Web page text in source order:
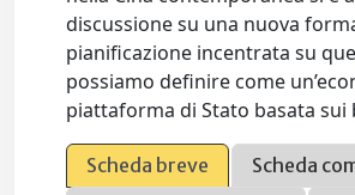
discussione su una nuova
pianificazione incentrata su
possiamo definire come
piattaforma di Stato basata sui
Scheda breve
Scheda